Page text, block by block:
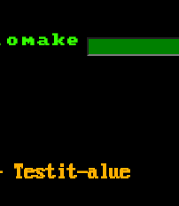
Testit-alue